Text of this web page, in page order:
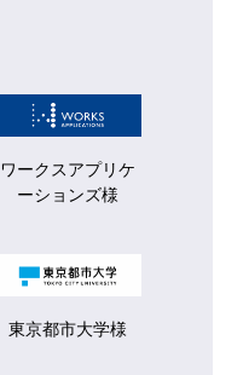
ワークスアプリケ
ーションズ様
東京都市大学様